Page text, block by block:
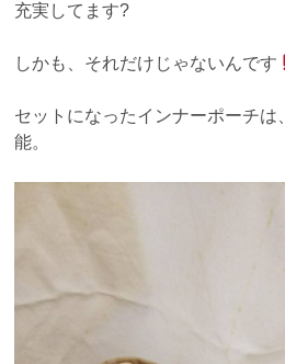
充実してます?
しかも、それだけじゃないんです
セットになったインナーポーチ
能。